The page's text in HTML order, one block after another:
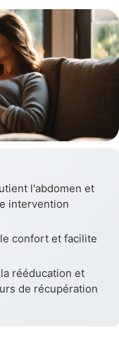
l'abdomen et
intervention
confort et facilite
rééducation et
de récupération